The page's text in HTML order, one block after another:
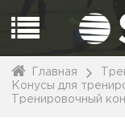
Главная
Конусы для
Тренировочный